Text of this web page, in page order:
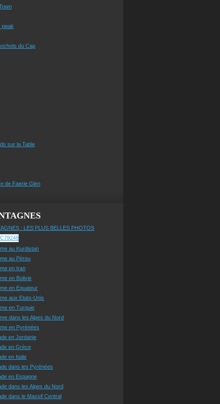
peak
du Cap
sur la Table
de Faerie Glen
: LES PLUS BELLES PHOTOS
au Kurdistan
au Pérou
en Iran
en Bolivie
en Equateur
aux Etats-Unis
en Turquie
dans les Alpes du Nord
en Pyrénées
en Jordanie
en Grèce
en Italie
dans les Pyrénées
en Espagne
dans les Alpes du Nord
dans le Massif Central